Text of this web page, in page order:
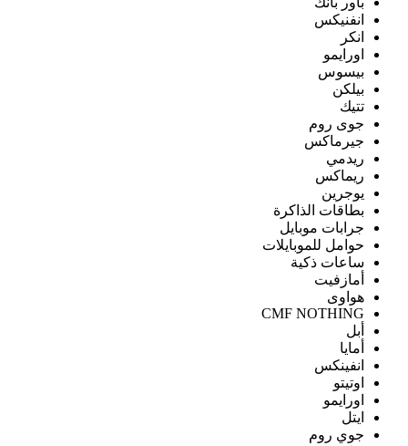
انفنيكس
انكر
اورايمو
بيسوس
بيلكن
تتيك
جوى روم
جيرماكس
ريدمي
ريماكس
يوجرين
بطاقات الذاكرة
جرابات موبايل
حوامل للموبايلات
ساعات ذكية
أمازفيت
هواوى
CMF NOTHING
أبل
أمايا
انفينكس
اوتيتو
اورايمو
ايتل
جوي روم